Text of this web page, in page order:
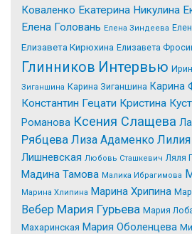
Коваленко Екатерина Никулина
Елена Головань Елена Зиндеева
Елизавета Кирюхина Елизавета
Глинников Интервью
Зиганшина Карина Зиганшина Карина
Константин Гецати Кристина
Романова Ксения Слащева
Рябцева Лиза Адаменко
Лишневская Любовь Сташкевич Ляля
Мадина Тамова Малика Ибрагимова
Марина Хлипина Марина Хрипина
Вебер Мария Гурьева Мария
Махаринская Мария Оболенцева